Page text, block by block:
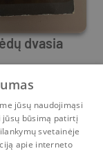
dvasia
York
0 0
jūsų naudojimąsi
būsimą patirtį
svetainėje
apie interneto